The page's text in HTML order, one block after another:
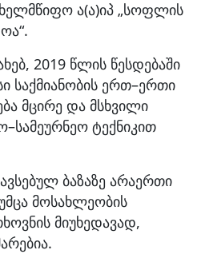
ა(ა)იპ „სოფლის
2019 წლის წესდებაში
საქმიანობის ერთ–ერთი
მცირე და მსხვილი
ტექნიკით
ბაზაზე არაერთი
მოსახლეობის
მიუხედავად,